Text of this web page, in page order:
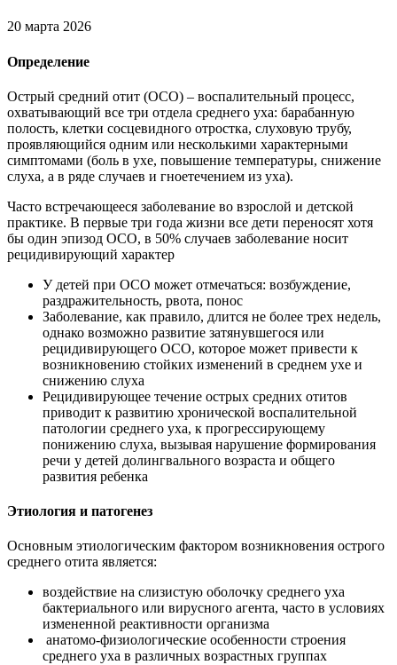
20 марта 2026
Определение
Острый средний отит (ОСО) – воспалительный процесс,
охватывающий все три отдела среднего уха: барабанную
полость, клетки сосцевидного отростка, слуховую трубу,
проявляющийся одним или несколькими характерными
симптомами (боль в ухе, повышение температуры, снижение
слуха, а в ряде случаев и гноетечением из уха).
Часто встречающееся заболевание во взрослой и детской
практике. В первые три года жизни все дети переносят хотя
бы один эпизод ОСО, в 50% случаев заболевание носит
рецидивирующий характер
У детей при ОСО может отмечаться: возбуждение,
раздражительность, рвота, понос
Заболевание, как правило, длится не более трех недель,
однако возможно развитие затянувшегося или
рецидивирующего ОСО, которое может привести к
возникновению стойких изменений в среднем ухе и
снижению слуха
Рецидивирующее течение острых средних отитов
приводит к развитию хронической воспалительной
патологии среднего уха, к прогрессирующему
понижению слуха, вызывая нарушение формирования
речи у детей долингвального возраста и общего
развития ребенка
Этиология и патогенез
Основным этиологическим фактором возникновения острого
среднего отита является:
воздействие на слизистую оболочку среднего уха
бактериального или вирусного агента, часто в условиях
измененной реактивности организма
анатомо-физиологические особенности строения
среднего уха в различных возрастных группах